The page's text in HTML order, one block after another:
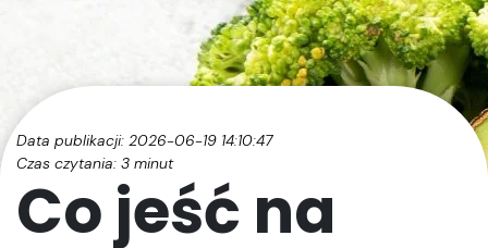
Data publikacji: 2026-06-19 14:10:47
Czas czytania: 3 minut
Co jeść na